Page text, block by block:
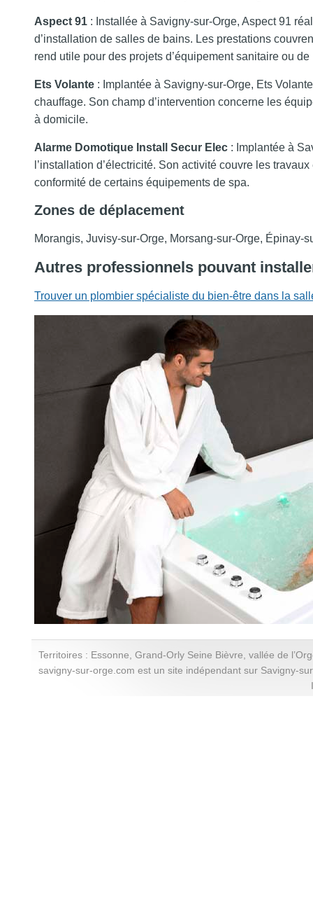
Aspect 91 : Installée à Savigny-sur-Orge, Aspect 91
d’installation de salles de bains. Les prestations
rend utile pour des projets d’équipement sanitaire ou
Ets Volante : Implantée à Savigny-sur-Orge, Ets
chauffage. Son champ d’intervention concerne les
à domicile.
Alarme Domotique Install Secur Elec : Implantée à
l’installation d’électricité. Son activité couvre les
conformité de certains équipements de spa.
Zones de déplacement
Morangis, Juvisy-sur-Orge, Morsang-sur-Orge, Épinay-
Autres professionnels pouvant
Trouver un plombier spécialiste du bien-être dans la
Territoires : Essonne, Grand-Orly Seine Bièvre, vallée de
savigny-sur-orge.com est un site indépendant sur Savigny-